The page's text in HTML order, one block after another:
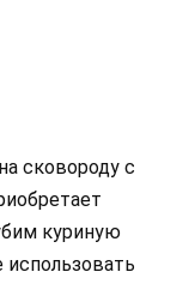
сковороду с
куриную